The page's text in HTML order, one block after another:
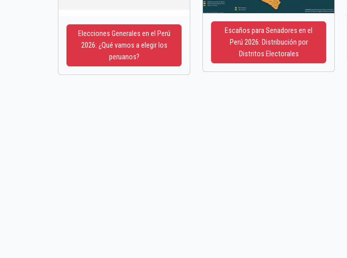
Elecciones Generales en el Perú
2026: ¿Qué vamos a elegir los
peruanos?
Escaños para Senadores en el
Perú 2026: Distribución por
Distritos Electorales